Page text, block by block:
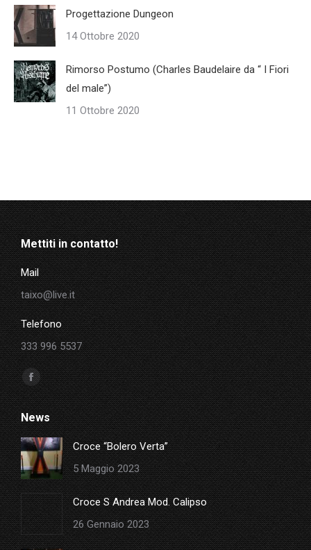
Progettazione Dungeon
14 Ottobre 2020
Rimorso Postumo (Charles Baudelaire da “ I Fiori
del male”)
11 Ottobre 2020
Mettiti in contatto!
Mail
taixo@live.it
Telefono
333 996 5537
Ci puoi trovare su:
Facebook
page
opens
in
new
window
News
Croce “Bolero Verta”
5 Maggio 2023
Croce S Andrea Mod. Calipso
26 Gennaio 2023